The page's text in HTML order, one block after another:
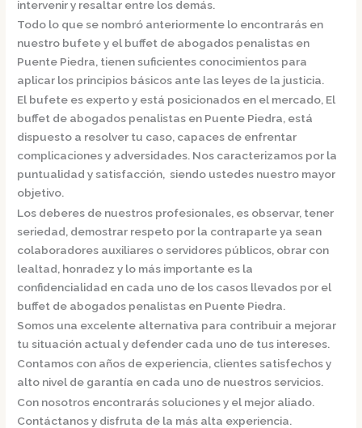
intervenir y resaltar entre los demás.
Todo lo que se nombró anteriormente lo encontrarás en
nuestro bufete y el buffet de abogados penalistas en
Puente Piedra, tienen suficientes conocimientos para
aplicar los principios básicos ante las leyes de la justicia.
El bufete es experto y está posicionados en el mercado, El
buffet de abogados penalistas en Puente Piedra, está
dispuesto a resolver tu caso, capaces de enfrentar
complicaciones y adversidades. Nos caracterizamos por la
puntualidad y satisfacción, siendo ustedes nuestro mayor
objetivo.
Los deberes de nuestros profesionales, es observar, tener
seriedad, demostrar respeto por la contraparte ya sean
colaboradores auxiliares o servidores públicos, obrar con
lealtad, honradez y lo más importante es la
confidencialidad en cada uno de los casos llevados por el
buffet de abogados penalistas en Puente Piedra.
Somos una excelente alternativa para contribuir a mejorar
tu situación actual y defender cada uno de tus intereses.
Contamos con años de experiencia, clientes satisfechos y
alto nivel de garantía en cada uno de nuestros servicios.
Con nosotros encontrarás soluciones y el mejor aliado.
Contáctanos y disfruta de la más alta experiencia.